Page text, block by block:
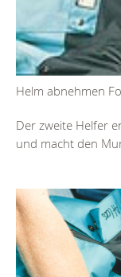
Helm abnehmen
Der zweite Helfer
und macht den